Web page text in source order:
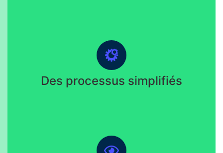
Des processus simplifiés